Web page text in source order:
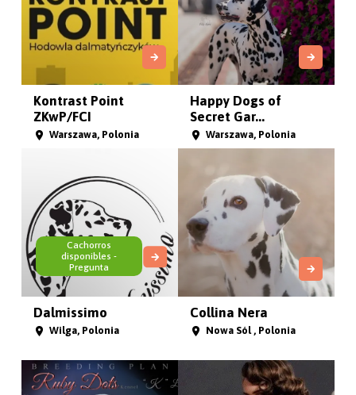
Kontrast Point
ZKwP/FCI
Warszawa, Polonia
Happy Dogs of
Secret Gar...
Warszawa, Polonia
Cachorros
disponibles -
Pregunta
Dalmissimo
Wilga, Polonia
Collina Nera
Nowa Sól , Polonia